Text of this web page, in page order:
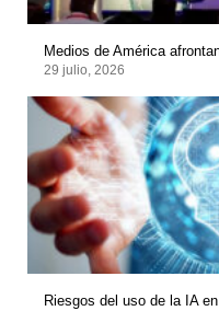
Medios de América
29 julio, 2026
Riesgos del uso de la IA